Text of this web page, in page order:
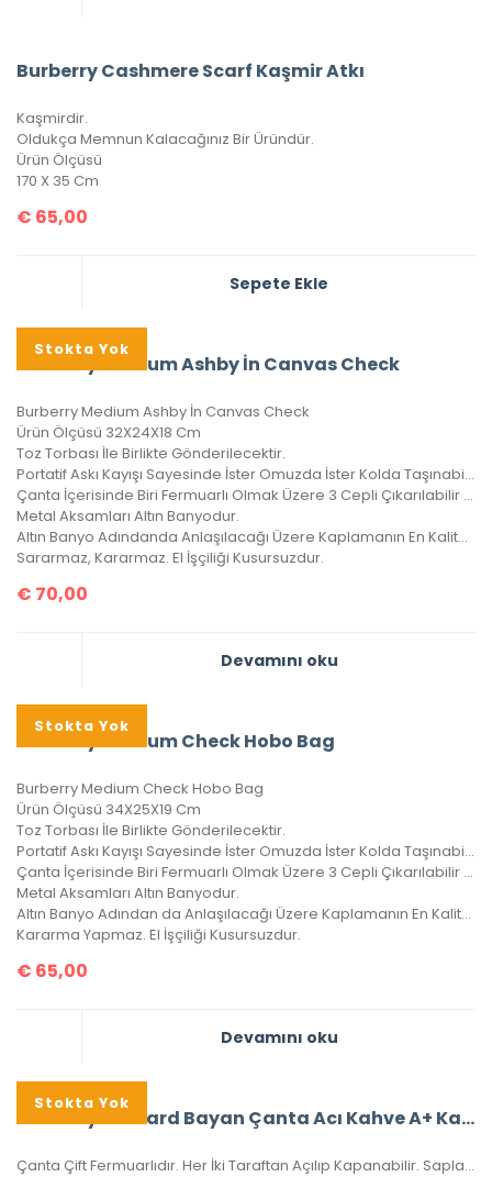
Burberry Cashmere Scarf Kaşmir Atkı
Kaşmirdir.
Oldukça Memnun Kalacağınız Bir Üründür.
Ürün Ölçüsü
170 X 35 Cm
€ 65,00
Sepete Ekle
Stokta Yok
Burberry Medium Ashby İn Canvas Check
Burberry Medium Ashby İn Canvas Check
Ürün Ölçüsü 32X24X18 Cm
Toz Torbası İle Birlikte Gönderilecektir.
Portatif Askı Kayışı Sayesinde İster Omuzda İster Kolda Taşınabilir.
Çanta İçerisinde Biri Fermuarlı Olmak Üzere 3 Cepli Çıkarılabilir Cüzdan Vardır.
Metal Aksamları Altın Banyodur.
Altın Banyo Adındanda Anlaşılacağı Üzere Kaplamanın En Kaliteli Olanıdır.
Sararmaz, Kararmaz. El İşçiliği Kusursuzdur.
€ 70,00
Devamını oku
Stokta Yok
Burberry Medium Check Hobo Bag
Burberry Medium Check Hobo Bag
Ürün Ölçüsü 34X25X19 Cm
Toz Torbası İle Birlikte Gönderilecektir.
Portatif Askı Kayışı Sayesinde İster Omuzda İster Kolda Taşınabilir.
Çanta İçerisinde Biri Fermuarlı Olmak Üzere 3 Cepli Çıkarılabilir Cüzdanı Vardır.
Metal Aksamları Altın Banyodur.
Altın Banyo Adından da Anlaşılacağı Üzere Kaplamanın En Kaliteli Olanıdır.
Kararma Yapmaz. El İşçiliği Kusursuzdur.
€ 65,00
Devamını oku
Stokta Yok
Burberry Orchard Bayan Çanta Acı Kahve A+ Kalite
Çanta Çift Fermuarlıdır. Her İki Taraftan Açılıp Kapanabilir. Sapları Orijinal Sap Modelidir Ve Sayaç Saptır. Bu Sap Modeli Sadece Elde Dikilebilir. Sadece Deri Ürünlerde Kullanılan Sap Modelidir. Çantada Deri İşçiliği Uygulanmıştır. Metal Aksamları Altın Banyodur. Altın Banyo Adından da Anlaşılacağı Üzere Kaplamanın En Kaliteli Olanıdır. Ömürlüktür, Sararma Ve Kararma Yapmaz. Yeni Sezon Olan Bu Ürün, A+ Kalitedir. El İşçiliği Kusursuzdur.